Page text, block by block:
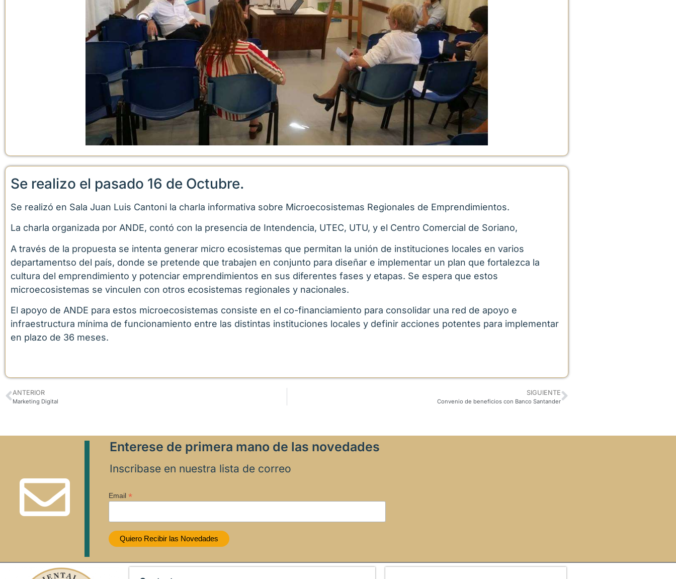
Se realizo el pasado 16 de Octubre.
Se realizó en Sala Juan Luis Cantoni la charla informativa sobre Microecosistemas Regionales de Emprendimientos.
La charla organizada por ANDE, contó con la presencia de Intendencia, UTEC, UTU, y el Centro Comercial de Soriano,
A través de la propuesta se intenta generar micro ecosistemas que permitan la unión de instituciones locales en varios
departamentso del país, donde se pretende que trabajen en conjunto para diseñar e implementar un plan que fortalezca la
cultura del emprendimiento y potenciar emprendimientos en sus diferentes fases y etapas. Se espera que estos
microecosistemas se vinculen con otros ecosistemas regionales y nacionales.
El apoyo de ANDE para estos microecosistemas consiste en el co-financiamiento para consolidar una red de apoyo e
infraestructura mínima de funcionamiento entre las distintas instituciones locales y definir acciones potentes para implementar
en plazo de 36 meses.
ANTERIOR
Marketing Digital
SIGUIENTE
Convenio de beneficios con Banco Santander
Enterese de primera mano de las novedades
Inscribase en nuestra lista de correo
Email *